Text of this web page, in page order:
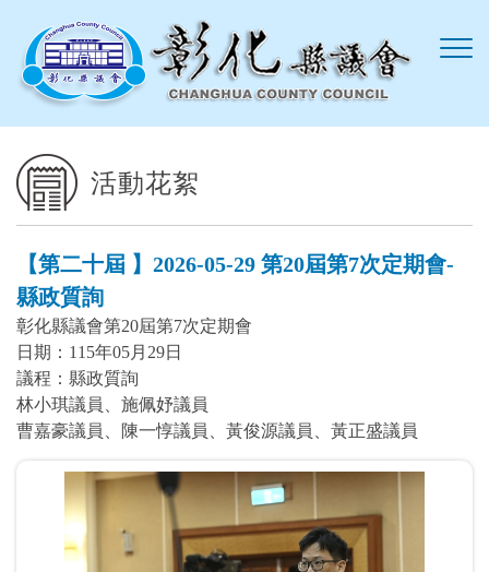
活動花絮
【第二十屆 】2026-05-29 第20屆第7次定期會-
縣政質詢
彰化縣議會第20屆第7次定期會
日期：115年05月29日
議程：縣政質詢
林小琪議員、施佩妤議員
曹嘉豪議員、陳一惇議員、黃俊源議員、黃正盛議員